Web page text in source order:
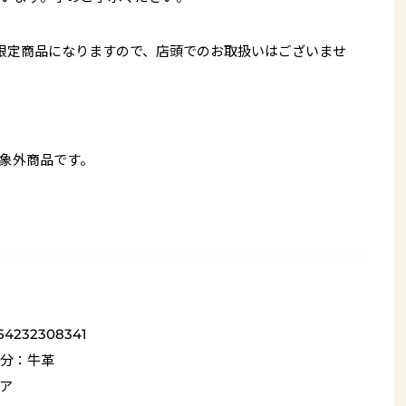
商品になりますので、店頭でのお取扱いはございませ
外商品です。
：牛革